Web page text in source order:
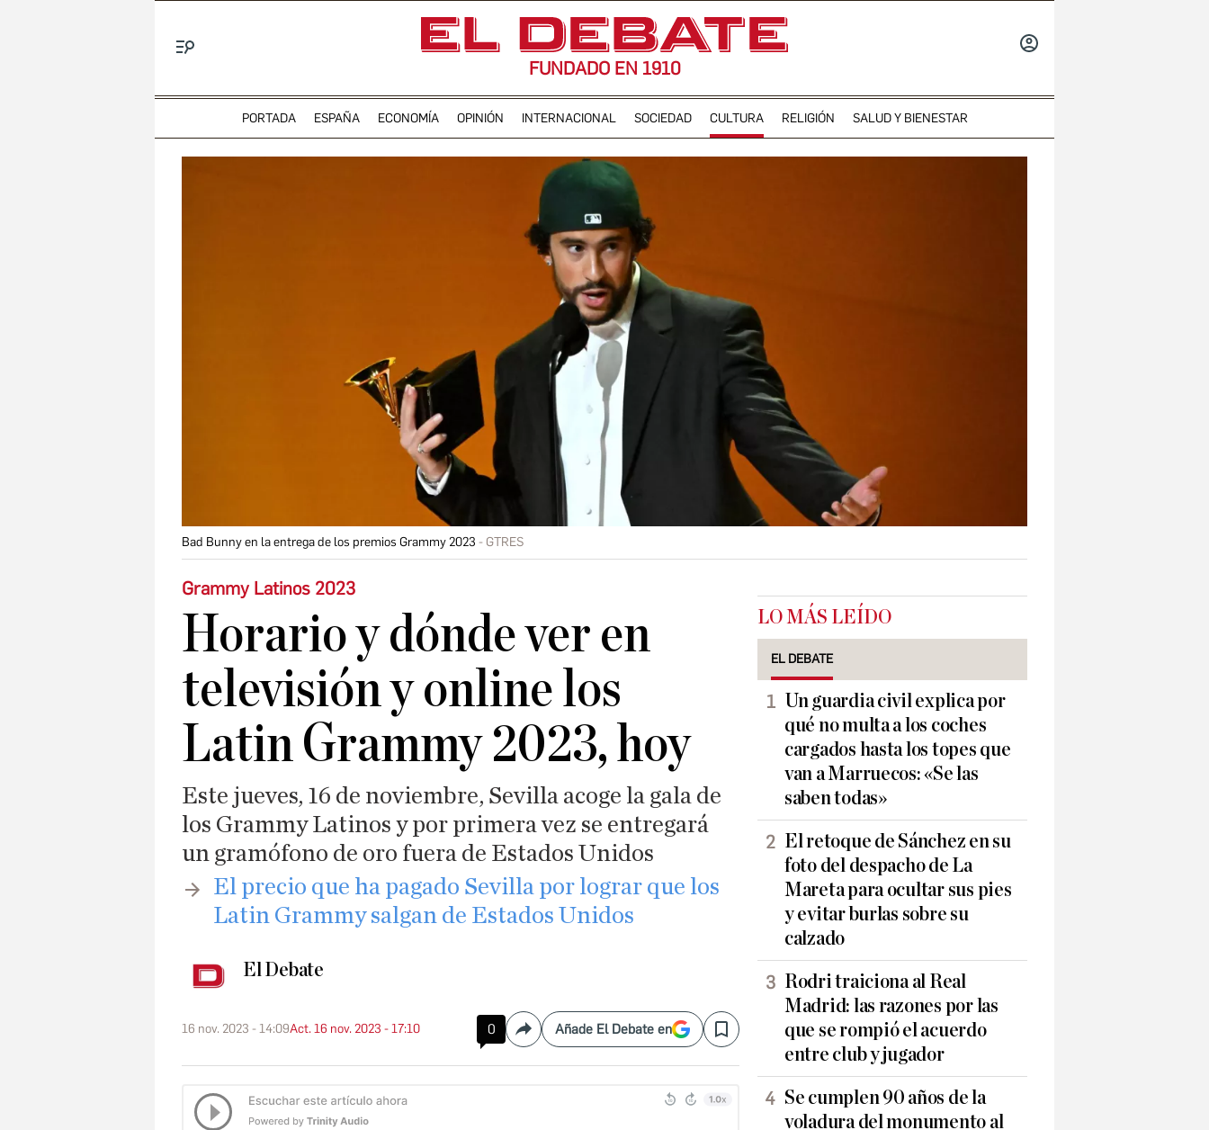
FUNDADO EN 1910
PORTADA ESPAÑA ECONOMÍA OPINIÓN INTERNACIONAL SOCIEDAD CULTURA RELIGIÓN SALUD Y BIENESTAR
Bad Bunny en la entrega de los premios Grammy 2023 GTRES
Grammy Latinos 2023
Horario y dónde ver en
televisión y online los
Latin Grammy 2023, hoy
Este jueves, 16 de noviembre, Sevilla acoge la gala de
los Grammy Latinos y por primera vez se entregará
un gramófono de oro fuera de Estados Unidos
​El precio que ha pagado Sevilla por lograr que los
Latin Grammy salgan de Estados Unidos
El Debate
16 nov. 2023 - 14:09Act. 16 nov. 2023 - 17:10 0 CompartirAñade El Debate en Save
LO MÁS LEÍDO
EL DEBATE
Un guardia civil explica por
qué no multa a los coches
cargados hasta los topes que
van a Marruecos: «Se las
saben todas»
El retoque de Sánchez en su
foto del despacho de La
Mareta para ocultar sus pies
y evitar burlas sobre su
calzado
Rodri traiciona al Real
Madrid: las razones por las
que se rompió el acuerdo
entre club y jugador
Se cumplen 90 años de la
voladura del monumento al